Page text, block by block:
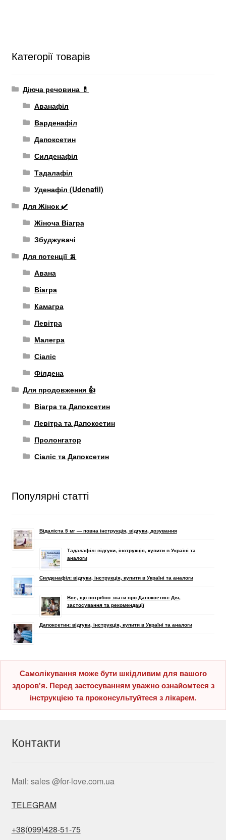
Категорії товарів
Діюча речовина 💊
Аванафіл
Варденафіл
Дапоксетин
Силденафіл
Тадалафіл
Уденафіл (Udenafil)
Для Жінок ✔️
Жіноча Віагра
Збуджувачі
Для потенції 🍌
Авана
Віагра
Камагра
Левітра
Малегра
Сіаліс
Філдена
Для продовження 👍
Віагра та Дапоксетин
Левітра та Дапоксетин
Пролонгатор
Сіаліс та Дапоксетин
Популярні статті
Відаліста 5 мг — повна інструкція, відгуки, дозування
Тадалафіл: відгуки, інструкція, купити в Україні та
аналоги
Силденафіл: відгуки, інструкція, купити в Україні та аналоги
Все, що потрібно знати про Дапоксетин: Дія,
застосування та рекомендації
Дапоксетин: відгуки, інструкція, купити в Україні та аналоги
Самолікування може бути шкідливим для вашого
здоров'я. Перед застосуванням уважно ознайомтеся з
інструкцією та проконсультуйтеся з лікарем.
Контакти
Mail: sales @for-love.com.ua
TELEGRAM
+38(099)428-51-75